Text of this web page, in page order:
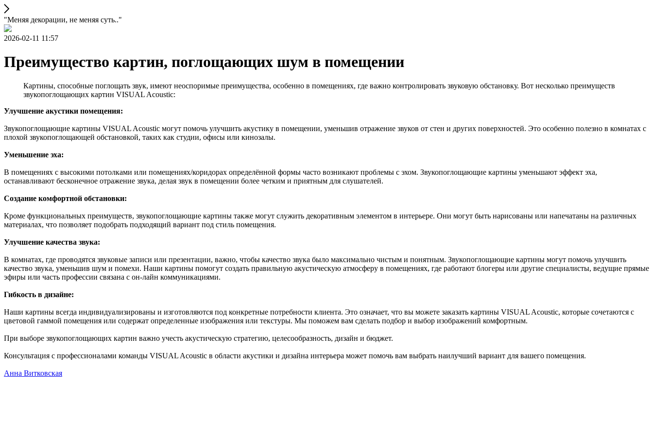
"Меняя декорации, не меняя суть.."
2026-02-11 11:57
Преимущество картин, поглощающих шум в помещении
Картины, способные поглощать звук, имеют неоспоримые преимущества, особенно в помещениях, где важно контролировать звуковую обстановку. Вот несколько преимуществ
звукопоглощающих картин VISUAL Acoustic:
Улучшение акустики помещения:
Звукопоглощающие картины VISUAL Acoustic могут помочь улучшить акустику в помещении, уменьшив отражение звуков от стен и других поверхностей. Это особенно полезно в комнатах с
плохой звукопоглощающей обстановкой, таких как студии, офисы или кинозалы.
Уменьшение эха:
В помещениях с высокими потолками или помещениях/коридорах определённой формы часто возникают проблемы с эхом. Звукопоглощающие картины уменьшают эффект эха,
останавливают бесконечное отражение звука, делая звук в помещении более четким и приятным для слушателей.
Создание комфортной обстановки:
Кроме функциональных преимуществ, звукопоглощающие картины также могут служить декоративным элементом в интерьере. Они могут быть нарисованы или напечатаны на различных
материалах, что позволяет подобрать подходящий вариант под стиль помещения.
Улучшение качества звука:
В комнатах, где проводятся звуковые записи или презентации, важно, чтобы качество звука было максимально чистым и понятным. Звукопоглощающие картины могут помочь улучшить
качество звука, уменьшив шум и помехи. Наши картины помогут создать правильную акустическую атмосферу в помещениях, где работают блогеры или другие специалисты, ведущие прямые
эфиры или часть профессии связана с он-лайн коммуникациями.
Гибкость в дизайне:
Наши картины всегда индивидуализированы и изготовляются под конкретные потребности клиента. Это означает, что вы можете заказать картины VISUAL Acoustic, которые сочетаются с
цветовой гаммой помещения или содержат определенные изображения или текстуры. Мы поможем вам сделать подбор и выбор изображений комфортным.
При выборе звукопоглощающих картин важно учесть акустическую стратегию, целесообразность, дизайн и бюджет.
Консультация с профессионалами команды VISUAL Acoustic в области акустики и дизайна интерьера может помочь вам выбрать наилучший вариант для вашего помещения.
Анна Витковская